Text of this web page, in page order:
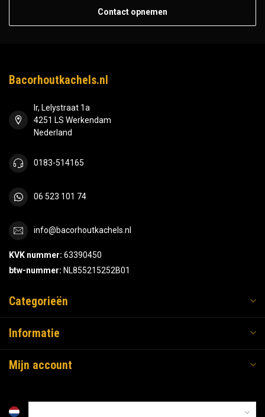
Contact opnemen
Bacorhoutkachels.nl
Ir, Lelystraat 1a
4251 LS Werkendam
Nederland
0183-514165
06 523 101 74
info@bacorhoutkachels.nl
KVK nummer: 63390450
btw-nummer: NL855215252B01
Categorieën
Informatie
Mijn account